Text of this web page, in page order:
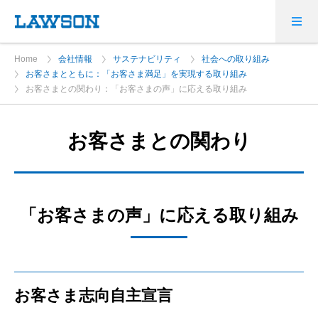
Home 会社情報 サステナビリティ
社会への取り組み
お客さまとともに：「お客さま満足」を実現する取り組み
お客さまとの関わり：「お客さまの声」に応える取り組み
お客さまとの関わり
「お客さまの声」に応える取り組み
お客さま志向自主宣言